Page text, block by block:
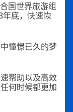
国世界旅游组
底，快速恢
憧憬已久的梦
帮助以及高效
何时候都更加